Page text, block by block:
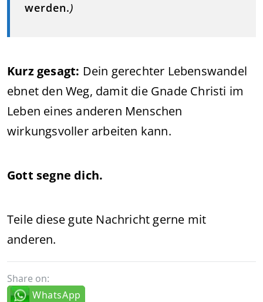
werden.)
Kurz gesagt: Dein gerechter Lebenswandel
ebnet den Weg, damit die Gnade Christi im
Leben eines anderen Menschen
wirkungsvoller arbeiten kann.
Gott segne dich.
Teile diese gute Nachricht gerne mit
anderen.
Share on:
WhatsApp